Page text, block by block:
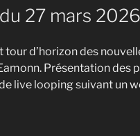
27 mars 2026
tour d’horizon des
Présentation des
live looping suivant un